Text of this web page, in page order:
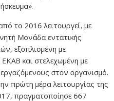
το 2016 λειτουργεί, με
Μονάδα εντατικής
εξοπλισμένη με
και στελεχωμένη με
στον οργανισμό.
πρώτη μέρα λειτουργίας της
πραγματοποίησε 667